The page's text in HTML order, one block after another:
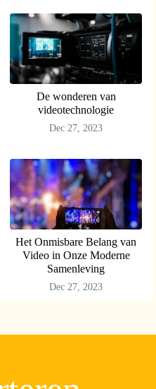
De wonderen van
videotechnologie
Dec 27, 2023
Het Onmisbare Belang van
Video in Onze Moderne
Samenleving
Dec 27, 2023